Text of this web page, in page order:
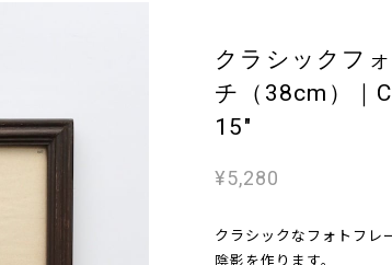
クラシックフ
チ（38cm）｜
15"
¥5,280
クラシックなフォトフレ
陰影を作ります。